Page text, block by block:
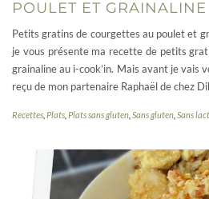
POULET ET
Petits gratins de courgettes au poulet et
je vous présente ma recette de petits
grainaline au i-cook’in. Mais avant je vais
reçu de mon partenaire Raphaël de chez
Recettes Plats Plats sans gluten Sans gluten Sans